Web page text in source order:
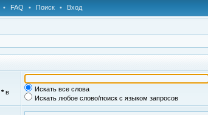
• FAQ • Поиск • Вход
*в
Искать все слова
Искать любое слово/поиск с языком запросов